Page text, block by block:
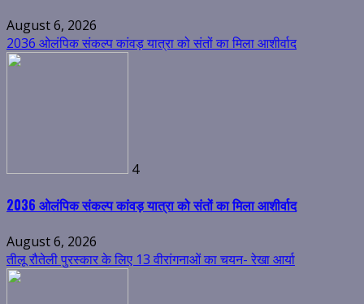
August 6, 2026
2036 ओलंपिक संकल्प कांवड़ यात्रा को संतों का मिला आशीर्वाद
4
2036 ओलंपिक संकल्प कांवड़ यात्रा को संतों का मिला आशीर्वाद
August 6, 2026
तीलू रौतेली पुरस्कार के लिए 13 वीरांगनाओं का चयन- रेखा आर्या